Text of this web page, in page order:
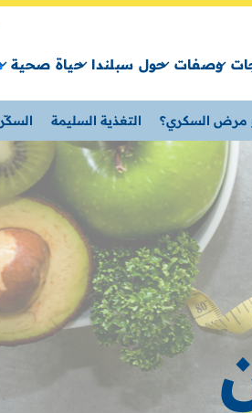
وصفات حول سبلندا حياة صحية
مرض السكري؟ التغذية السليمة